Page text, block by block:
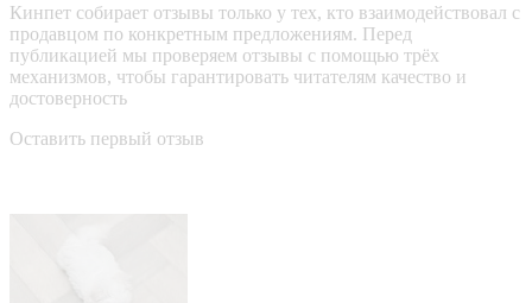
Кинпет собирает отзывы только у тех, кто взаимодействовал с
продавцом по конкретным предложениям. Перед
публикацией мы проверяем отзывы с помощью трёх
механизмов, чтобы гарантировать читателям качество и
достоверность
Оставить первый отзыв